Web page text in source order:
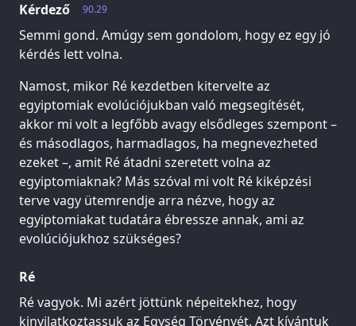
90.29
Kérdező
Semmi gond. Amúgy sem gondolom, hogy ez egy jó
kérdés lett volna.
Namost, mikor Ré kezdetben kitervelte az
egyiptomiak evolúciójukban való megsegítését,
akkor mi volt a legfőbb avagy elsődleges szempont –
és másodlagos, harmadlagos, ha megnevezheted
ezeket –, amit Ré átadni szeretett volna az
egyiptomiaknak? Más szóval mi volt Ré kiképzési
terve vagy ütemrendje arra nézve, hogy az
egyiptomiakat tudatára ébressze annak, ami az
evolúciójukhoz szükséges?
Ré
Ré vagyok. Mi azért jöttünk népeitekhez, hogy
kinyilatkoztassuk az Egység Törvényét. Azt kívántuk